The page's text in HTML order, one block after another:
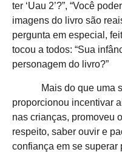
ter ‘Uau 2’?”, “Você
imagens do livro são
pergunta em especial,
tocou a todos: “Sua
personagem do livro?”
Mais do que uma
proporcionou incentivar
nas crianças, promoveu
respeito, saber ouvir e
confiança em se superar